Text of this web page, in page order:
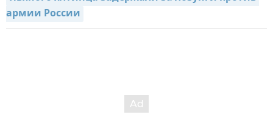
армии России